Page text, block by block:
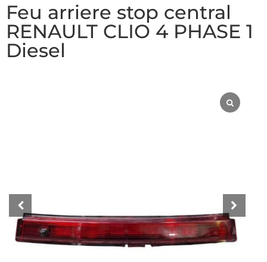
Feu arriere stop central
RENAULT CLIO 4 PHASE 1
Diesel